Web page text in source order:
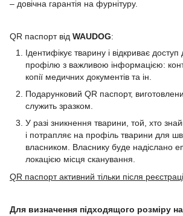
– довічна гарантія на фурнітуру.
QR паспорт від WAUDOG:
Ідентифікує тварину і відкриває доступ
профілю з важливою інформацією:
копії медичних документів та ін.
Подарунковий QR паспорт,
служить зразком.
У разі зникнення тварини, той, хто
і потрапляє на профіль тварини для
власником. Власнику буде надіслано
локацією місця сканування.
QR паспорт активний тільки після
Для визначення підходящого розміру